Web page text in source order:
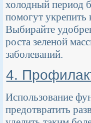
холодный период
помогут
Выбирайте
роста зеленой
заболеваний.
4.
Использование
предотвратить